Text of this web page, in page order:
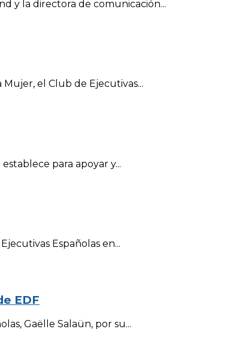
y la directora de comunicación...
el Club de Ejecutivas...
para apoyar y...
Españolas en...
EDF
Gaëlle Salaün, por su...